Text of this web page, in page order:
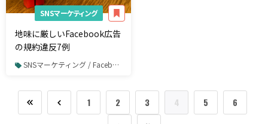
SNSマーケティング
地味に厳しいFacebook広告
の規約違反7例
SNSマーケティング / Facebook / Facebook広告
1 2 3 4 5 6